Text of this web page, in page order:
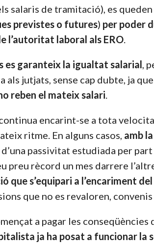
salaris de tramitació), es
previstes o futures) per poder
l’autoritat laboral als ERO.
es garanteix la igualtat salarial,
jutjats, sense cap dubte, ja
reben el mateix salari.
encarint-se a tota
ritme. En alguns casos, amb
passivitat estudiada per
preu rècord un mes darrere
que s’equipari a l’encariment
que no es revaloren,
a pagar les conseqüències
ja ha posat a funcionar la